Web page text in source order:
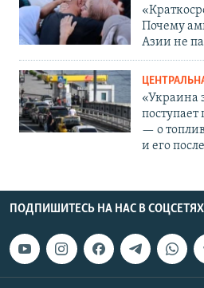
Почему
Азии не
«Украина
— о
и его
ПОДПИШИТЕСЬ НА НАС В СОЦСЕТЯХ